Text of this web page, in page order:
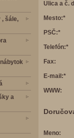
, šále,
a
Ulica a č.
Mesto:*
PSČ:*
Telefón:*
Fax:
E-mail:*
WWW:
Meno: